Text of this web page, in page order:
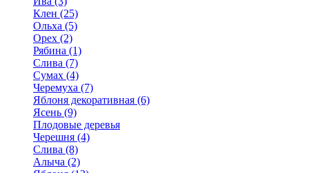
Клен (25)
Ольха (5)
Орех (2)
Рябина (1)
Слива (7)
Сумах (4)
Черемуха (7)
Яблоня декоративная (6)
Ясень (9)
Плодовые деревья
Черешня (4)
Слива (8)
Алыча (2)